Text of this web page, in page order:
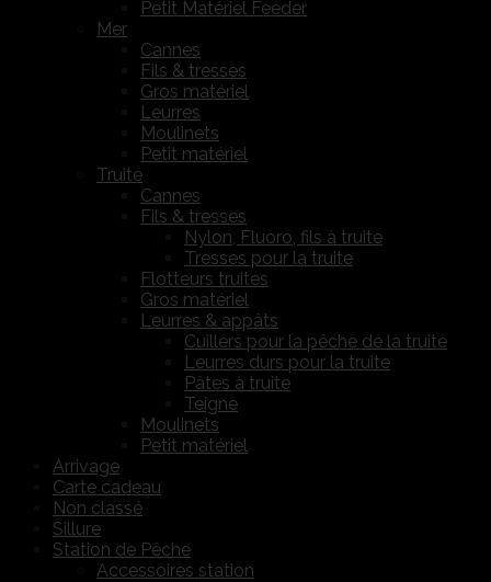
Petit Matériel Feeder
Mer
Cannes
Fils & tresses
Gros matériel
Leurres
Moulinets
Petit matériel
Truite
Cannes
Fils & tresses
Nylon, Fluoro, fils à truite
Tresses pour la truite
Flotteurs truites
Gros matériel
Leurres & appâts
Cuillers pour la pêche de la truite
Leurres durs pour la truite
Pâtes à truite
Teigne
Moulinets
Petit matériel
Arrivage
Carte cadeau
Non classé
Sillure
Station de Pêche
Accessoires station